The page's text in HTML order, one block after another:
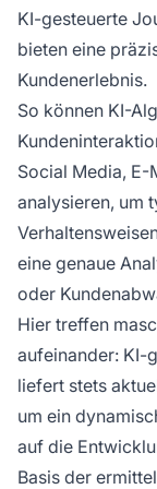
KI-gesteuerte
bieten eine
Kundenerlebnis.
So können KI-
Social Media, E-
analysieren, um
eine genaue
oder
Hier treffen
aufeinander: KI-
liefert stets
um ein
auf die
Basis der